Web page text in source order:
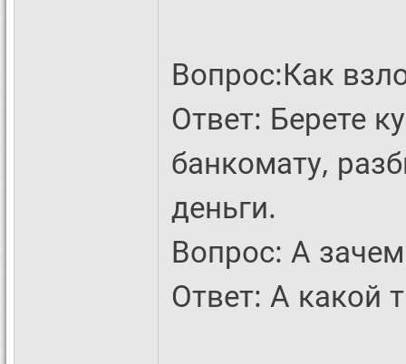
Вопрос:Как
Ответ: Берете
банкомату,
деньги.
Вопрос: А
Ответ: А какой